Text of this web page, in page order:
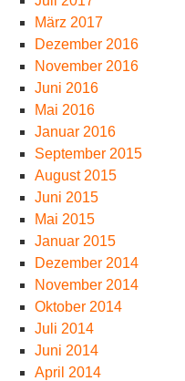
März 2017
Dezember 2016
November 2016
Juni 2016
Mai 2016
Januar 2016
September 2015
August 2015
Juni 2015
Mai 2015
Januar 2015
Dezember 2014
November 2014
Oktober 2014
Juli 2014
Juni 2014
April 2014